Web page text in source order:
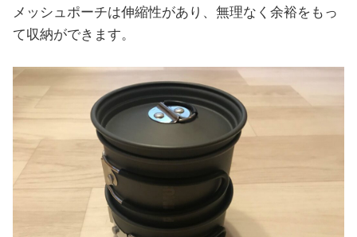
メッシュポーチは伸縮性があり、無理なく余裕をもっ
て収納ができます。